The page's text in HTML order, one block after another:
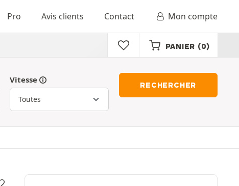
Pro Avis clients Contact Mon compte
PANIER (0)
Vitesse
RECHERCHER